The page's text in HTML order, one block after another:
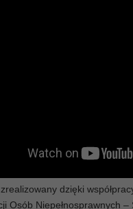
zrealizowany dzięki
Osób Niepełnosprawnych –